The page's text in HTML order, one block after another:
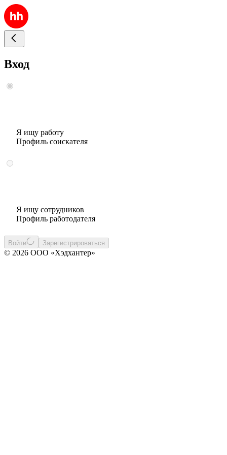
Вход
Я ищу работу
Профиль соискателя
Я ищу сотрудников
Профиль работодателя
Войти Зарегистрироваться
© 2026 ООО «Хэдхантер»